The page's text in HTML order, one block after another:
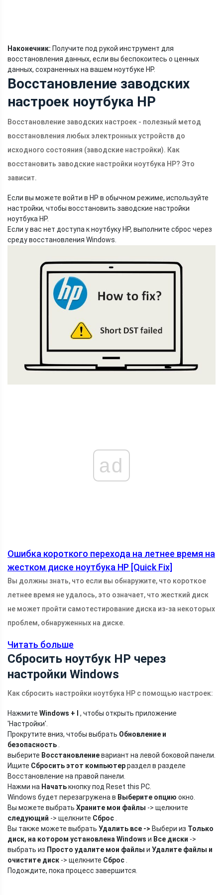
Наконечник: Получите под рукой инструмент для
восстановления данных, если вы беспокоитесь о ценных
данных, сохраненных на вашем ноутбуке HP.
Восстановление заводских
настроек ноутбука HP
Восстановление заводских настроек - полезный метод
восстановления любых электронных устройств до
исходного состояния (заводские настройки). Как
восстановить заводские настройки ноутбука HP? Это
зависит.
Если вы можете войти в HP в обычном режиме, используйте
настройки, чтобы восстановить заводские настройки
ноутбука HP.
Если у вас нет доступа к ноутбуку HP, выполните сброс через
среду восстановления Windows.
ad
Ошибка короткого перехода на летнее время на
жестком диске ноутбука HP [Quick Fix]
Вы должны знать, что если вы обнаружите, что короткое
летнее время не удалось, это означает, что жесткий диск
не может пройти самотестирование диска из-за некоторых
проблем, обнаруженных на диске.
Читать больше
Сбросить ноутбук HP через
настройки Windows
Как сбросить настройки ноутбука HP с помощью настроек:
Нажмите Windows + I
, чтобы открыть приложение
'Настройки'.
Прокрутите вниз, чтобы выбрать Обновление и
безопасность
выберите Восстановлениевариант на левой боковой панели.
Ищите Сбросить этот компьютерраздел в разделе
Восстановление на правой панели.
Нажми на Начатькнопку под Reset this PC.
Windows будет перезагружена в Выберите опцию окно.
Вы можете выбрать Храните мои файлы -> щелкните
следующий -> щелкните Сброс
Вы также можете выбрать Удалить все -> Выбери из Только
диск, на котором установлена ​​Windows и Все диски ->
выбрать из Просто удалите мои файлы и Удалите файлы и
очистите диск -> щелкните Сброс
Подождите, пока процесс завершится.